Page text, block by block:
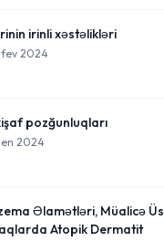
irinli xəstəlikləri
2024
pozğunluqları
2024
Əlamətləri, Müalicə
Atopik Dermatit